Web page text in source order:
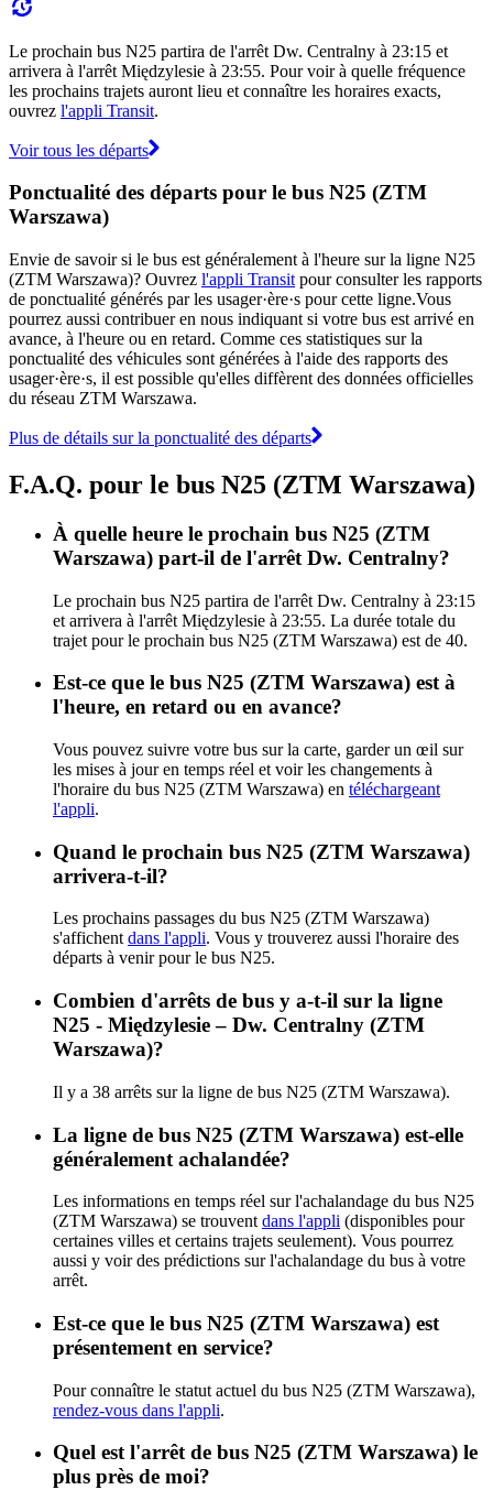
Le prochain bus N25 partira de l'arrêt Dw. Centralny à 23:15 et
arrivera à l'arrêt Międzylesie à 23:55. Pour voir à quelle fréquence
les prochains trajets auront lieu et connaître les horaires exacts,
ouvrez l'appli Transit.
Voir tous les départs
Ponctualité des départs pour le bus N25 (ZTM
Warszawa)
Envie de savoir si le bus est généralement à l'heure sur la ligne N25
(ZTM Warszawa)? Ouvrez l'appli Transit pour consulter les rapports
de ponctualité générés par les usager·ère·s pour cette ligne.Vous
pourrez aussi contribuer en nous indiquant si votre bus est arrivé en
avance, à l'heure ou en retard. Comme ces statistiques sur la
ponctualité des véhicules sont générées à l'aide des rapports des
usager·ère·s, il est possible qu'elles diffèrent des données officielles
du réseau ZTM Warszawa.
Plus de détails sur la ponctualité des départs
F.A.Q. pour le bus N25 (ZTM Warszawa)
À quelle heure le prochain bus N25 (ZTM
Warszawa) part-il de l'arrêt Dw. Centralny?
Le prochain bus N25 partira de l'arrêt Dw. Centralny à 23:15
et arrivera à l'arrêt Międzylesie à 23:55. La durée totale du
trajet pour le prochain bus N25 (ZTM Warszawa) est de 40.
Est-ce que le bus N25 (ZTM Warszawa) est à
l'heure, en retard ou en avance?
Vous pouvez suivre votre bus sur la carte, garder un œil sur
les mises à jour en temps réel et voir les changements à
l'horaire du bus N25 (ZTM Warszawa) en téléchargeant
l'appli.
Quand le prochain bus N25 (ZTM Warszawa)
arrivera-t-il?
Les prochains passages du bus N25 (ZTM Warszawa)
s'affichentdans l'appli. Vous y trouverez aussi l'horaire des
départs à venir pour le bus N25.
Combien d'arrêts de bus y a-t-il sur la ligne
N25 - Międzylesie – Dw. Centralny (ZTM
Warszawa)?
Il y a 38 arrêts sur la ligne de bus N25 (ZTM Warszawa).
La ligne de bus N25 (ZTM Warszawa) est-elle
généralement achalandée?
Les informations en temps réel sur l'achalandage du bus N25
(ZTM Warszawa) se trouvent dans l'appli (disponibles pour
certaines villes et certains trajets seulement). Vous pourrez
aussi y voir des prédictions sur l'achalandage du bus à votre
arrêt.
Est-ce que le bus N25 (ZTM Warszawa) est
présentement en service?
Pour connaître le statut actuel du bus N25 (ZTM Warszawa),
rendez-vous dans l'appli.
Quel est l'arrêt de bus N25 (ZTM Warszawa) le
plus près de moi?